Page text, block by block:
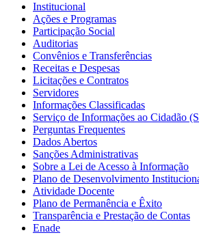
Institucional
Ações e Programas
Participação Social
Auditorias
Convênios e Transferências
Receitas e Despesas
Licitações e Contratos
Servidores
Informações Classificadas
Serviço de Informações ao Cidadão
Perguntas Frequentes
Dados Abertos
Sanções Administrativas
Sobre a Lei de Acesso à Informação
Plano de Desenvolvimento
Atividade Docente
Plano de Permanência e Êxito
Transparência e Prestação de Contas
Enade